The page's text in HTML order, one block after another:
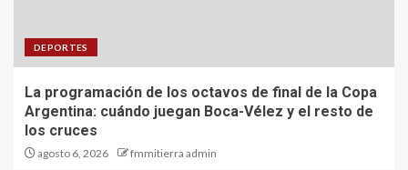
DEPORTES
La programación de los octavos de final de la Copa
Argentina: cuándo juegan Boca-Vélez y el resto de
los cruces
agosto 6, 2026 fmmitierra admin